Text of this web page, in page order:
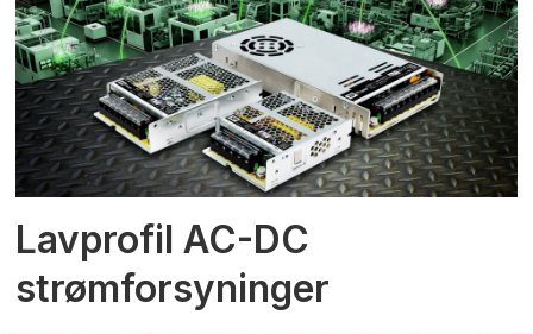
Lavprofil AC-DC
strømforsyninger